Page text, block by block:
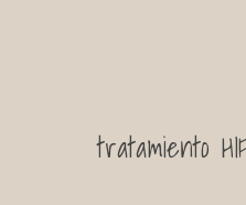
tratamiento